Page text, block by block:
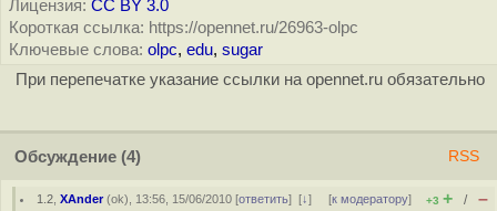
Лицензия: CC BY 3.0
Короткая ссылка: https://opennet.ru/26963-olpc
Ключевые слова: olpc, edu, sugar
При перепечатке указание ссылки на opennet.ru обязательно
Обсуждение (4) RSS
1.2 ,XAnder(ok), 13:56, 15/06/2010 [ответить][↓] [к модератору] +3 + / –